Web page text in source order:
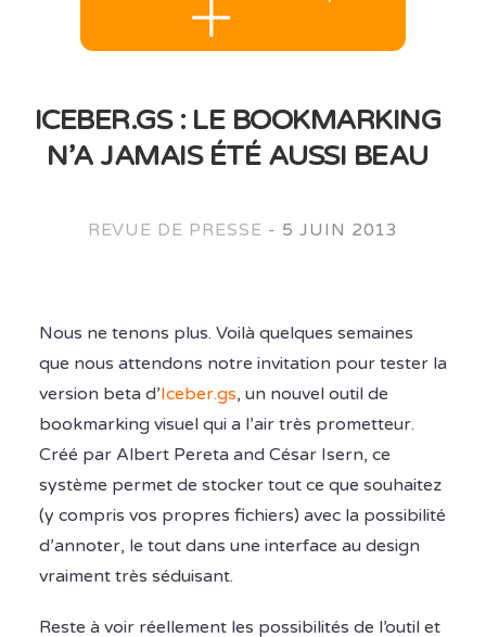
ICEBER.GS : LE BOOKMARKING
N’A JAMAIS ÉTÉ AUSSI BEAU
REVUE DE PRESSE - 5 JUIN 2013
Nous ne tenons plus. Voilà quelques semaines
que nous attendons notre invitation pour tester la
version beta d’Iceber.gs, un nouvel outil de
bookmarking visuel qui a l’air très prometteur.
Créé par Albert Pereta and César Isern, ce
système permet de stocker tout ce que souhaitez
(y compris vos propres fichiers) avec la possibilité
d’annoter, le tout dans une interface au design
vraiment très séduisant.
Reste à voir réellement les possibilités de l’outil et